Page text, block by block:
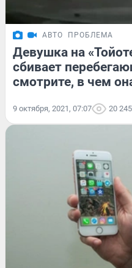
АВТО ПРОБЛЕМА
Девушка на
сбивает
смотрите, в чем
9 октября, 2021, 07:07 20 245